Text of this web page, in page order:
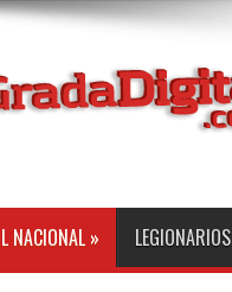
NACIONAL » LEGIONARIOS